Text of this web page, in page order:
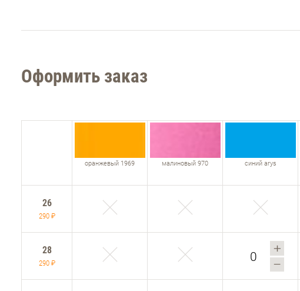
Оформить заказ
оранжевый 1969 малиновый 970 синий arys
26
290 ₽
28
290 ₽